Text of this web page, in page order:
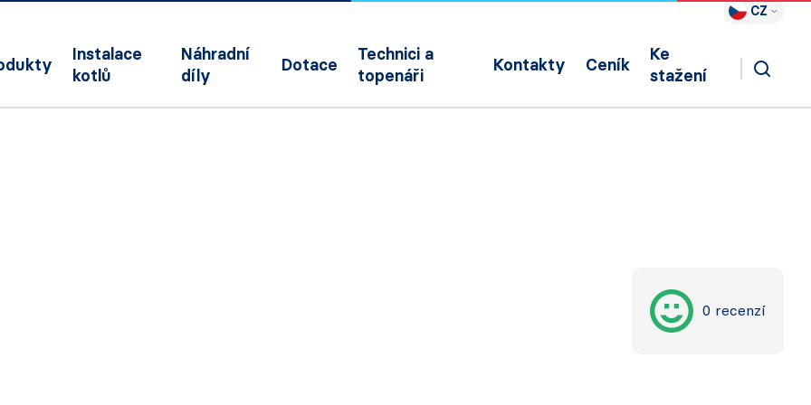
CZ
Instalace
kotlů
Náhradní
díly
Dotace
Technici a
topenáři
Kontakty Ceník
Ke
stažení
0 recenzí